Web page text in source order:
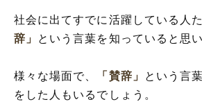
社会に出てすでに活躍している人た
辞」
という言葉を知っていると思い
様々な場面で、 「賛辞」
という言
をした人もいるでしょう。